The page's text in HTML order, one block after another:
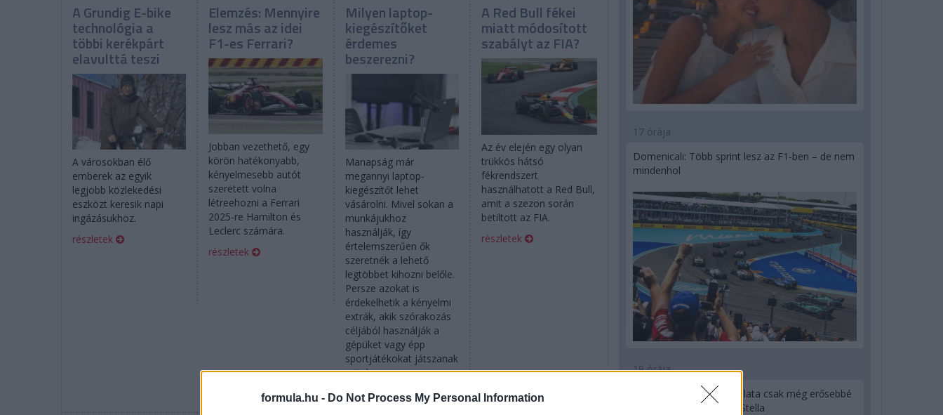
formula.hu - Do Not Process My Personal Information
A Grundig E-bike
technológia a
többi kerékpárt
elavulttá teszi
A városokban élő
emberek az egyik
legjobb közlekedési
eszközt keresik napi
ingázásukhoz.
részletek
Elemzés: Mennyire
lesz más az idei
F1-es Ferrari?
Jobban vezethető, egy
körön hatékonyabb,
kényelmesebb autót
szeretett volna
létreehozni a Ferrari
2025-re Hamilton és
Leclerc számára.
részletek
Milyen laptop-
kiegészítőket
érdemes
beszerezni?
Manapság már
megannyi laptop-
kiegészítőt lehet
vásárolni. Mivel sokan a
munkájukhoz
használják, így
értelemszerűen ők
szeretnék a lehető
legtöbbet kihozni belőle.
Persze azokat is
érdekelhetik a kényelmi
extrák, akik szórakozás
céljából használják a
gépüket vagy épp
sportjátékokat játszanak
rajtuk.
részletek
A Red Bull fékei
miatt módosított
szabályt az FIA?
Az év elején egy olyan
trükkös hátsó
fékrendszert
használhatott a Red Bull,
amit a szezon során
betiltott az FIA.
részletek
17 órája
Domenicali: Több sprint lesz az F1-ben – de nem
mindenhol
19 órája
„Lando és Oscar kapcsolata csak még erősebbé
vált a tavalyi év után” – Stella